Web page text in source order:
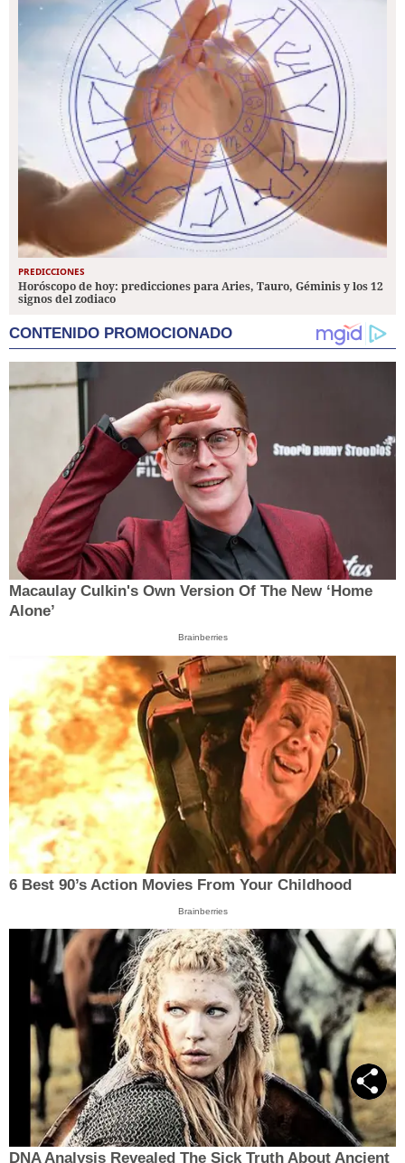
PREDICCIONES
Horóscopo de hoy: predicciones para Aries, Tauro, Géminis y los 12
signos del zodiaco
CONTENIDO PROMOCIONADO
Macaulay Culkin's Own Version Of The New ‘Home
Alone’
Brainberries
6 Best 90’s Action Movies From Your Childhood
Brainberries
DNA Analysis Revealed The Sick Truth About Ancient